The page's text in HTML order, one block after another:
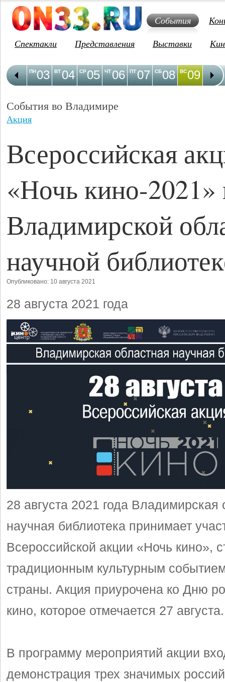
События
Спектакли
Представления Выставки
03
ПН 04
ВТ 05
СР 06
ЧТ 07
ПТ 08
СБ 09
ВС 10
ПН
События во Владимире
Акция
Всероссийская
«Ночь кино-2021»
Владимирской
научной
Опубликовано: 10 августа 2021
28 августа 2021 года
28 августа 2021 года Владимирская
научная библиотека принимает
Всероссийской акции «Ночь кино»,
традиционным культурным
страны. Акция приурочена ко Дню
кино, которое отмечается 27 августа.
В программу мероприятий акции
демонстрация трех значимых